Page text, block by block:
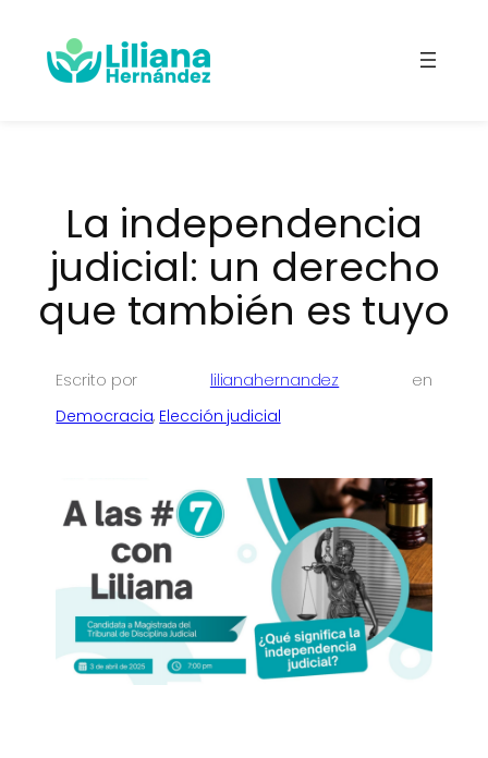
La independencia
judicial: un derecho
que también es tuyo
Escrito por lilianahernandez
en
Democracia, Elección judicial